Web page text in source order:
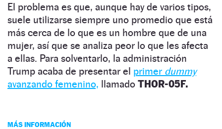
El problema es que, aunque hay de varios tipos,
suele utilizarse siempre uno promedio que está
más cerca de lo que es un hombre que de una
mujer, así que se analiza peor lo que les afecta
a ellas. Para solventarlo, la administración
Trump acaba de presentar el primer dummy
avanzando femenino, llamado THOR-05F.
MÁS INFORMACIÓN